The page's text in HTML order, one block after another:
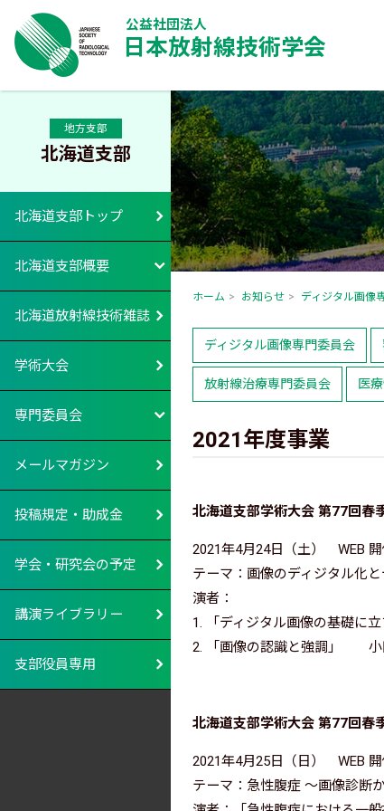
公益社団法人
日本放射線技術学会
地方支部
北海道支部
北海道支部トップ
北海道支部概要
北海道放射線技術雑誌
学術大会
専門委員会
メールマガジン
投稿規定・助成金
学会・研究会の予定
講演ライブラリー
支部役員専用
ホーム お知らせ ディジタル画像
ディジタル画像専門委員会
放射線治療専門委員会 医
2021年度事業
北海道支部学術大会 第77回春
2021年4月24日（土） WEB
テーマ：画像のディジタル化
演者：
1. 「ディジタル画像の基礎に
2. 「画像の認識と強調」 小
北海道支部学術大会 第77回春
2021年4月25日（日） WEB
テーマ：急性腹症 ～画像診断